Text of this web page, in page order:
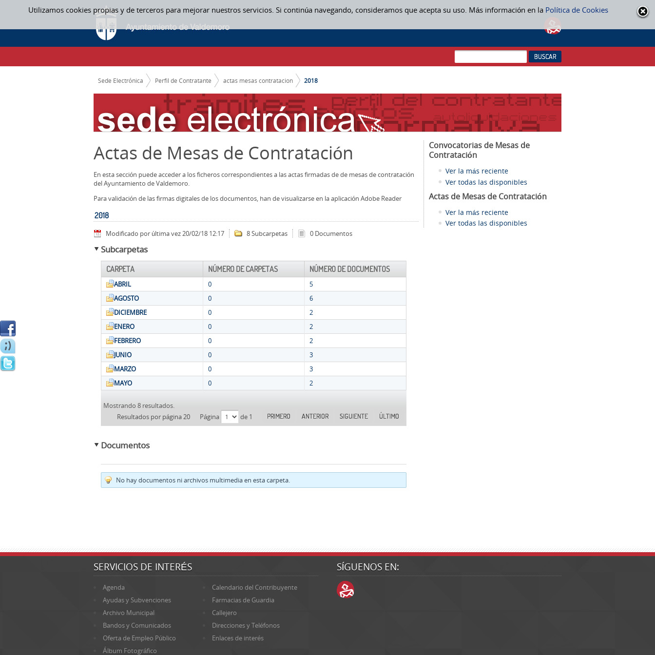
Utilizamos cookies propias y de terceros para mejorar nuestros servicios. Si continúa navegando, consideramos que acepta su uso. Más información en la Política de Cookies
Saltar al contenido
2018 - ACTAS MESAS CONTRATACION
CAMINO DE MIGAS
Sede Electrónica Perfil de Contratante actas mesas contratacion 2018
Actas de Mesas de Contratación
En esta sección puede acceder a los ficheros correspondientes a las actas firmadas de de mesas de contratación
del Ayuntamiento de Valdemoro.
Para validación de las firmas digitales de los documentos, han de visualizarse en la aplicación Adobe Reader
2018
Modificado por última vez 20/02/18 12:17 8 Subcarpetas 0 Documentos
Subcarpetas
CARPETA NÚMERO DE CARPETAS NÚMERO DE DOCUMENTOS
ABRIL 0
5
AGOSTO
0
6
DICIEMBRE
0
2
ENERO
0
2
FEBRERO
0
2
JUNIO
0
3
MARZO
0
3
MAYO
0 2
Mostrando 8 resultados.
Resultados por página 20
Página de 1 PRIMERO ANTERIOR SIGUIENTE ÚLTIMO
Documentos
No hay documentos ni archivos multimedia en esta carpeta.
Convocatorias de Mesas de
Contratación
Ver la más reciente
Ver todas las disponibles
Actas de Mesas de Contratación
Ver la más reciente
Ver todas las disponibles
SERVICIOS DE INTERÉS
Agenda
Calendario del Contribuyente
Ayudas y Subvenciones
Farmacias de Guardia
Archivo Municipal
Callejero
Bandos y Comunicados
Direcciones y Teléfonos
Oferta de Empleo Público
Enlaces de interés
Álbum Fotográfico
SÍGUENOS EN: